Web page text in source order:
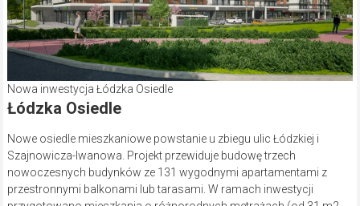
Nowa inwestycja Łódzka Osiedle
Łódzka Osiedle
Nowe osiedle mieszkaniowe powstanie u zbiegu ulic Łódzkiej i
Szajnowicza-Iwanowa. Projekt przewiduje budowę trzech
nowoczesnych budynków ze 131 wygodnymi apartamentami z
przestronnymi balkonami lub tarasami. W ramach inwestycji